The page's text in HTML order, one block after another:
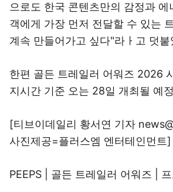
으로도 한국 콘텐츠만의 감정과
객에게 가장 먼저 전달할 수 있는
계속 만들어가고 싶다"라ㅏ고 덧붙
한편 골든 트레일러 어워즈 2026
지시간 기준 오는 28일 개최될 예
[티브이데일리 황서연 기자
사진제공=플러스엠 엔터테인먼트]
PEEPS 골든 트레일러 어워즈